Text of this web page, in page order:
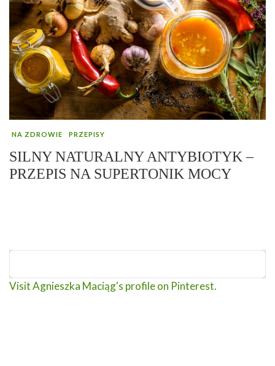
NA ZDROWIE PRZEPISY
SILNY NATURALNY ANTYBIOTYK –
PRZEPIS NA SUPERTONIK MOCY
Visit Agnieszka Maciąg's profile on Pinterest.